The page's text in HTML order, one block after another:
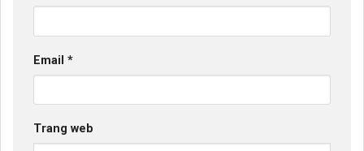
Email *
Trang web